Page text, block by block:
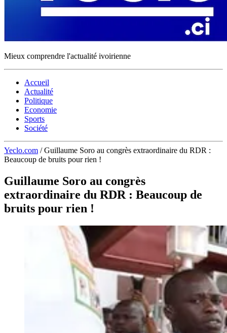
Mieux comprendre l'actualité ivoirienne
Accueil
Actualité
Politique
Economie
Sports
Société
Yeclo.com / Guillaume Soro au congrès extraordinaire du RDR :
Beaucoup de bruits pour rien !
Guillaume Soro au congrès
extraordinaire du RDR : Beaucoup de
bruits pour rien !